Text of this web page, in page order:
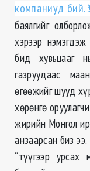
компаниуд бий.
баялгийг
хэрээр
бид хувьцааг
газруудаас
өгөөжийг шууд
хөрөнгө
жирийн Монгол
анзаарсан биз
“түүгээр урсах